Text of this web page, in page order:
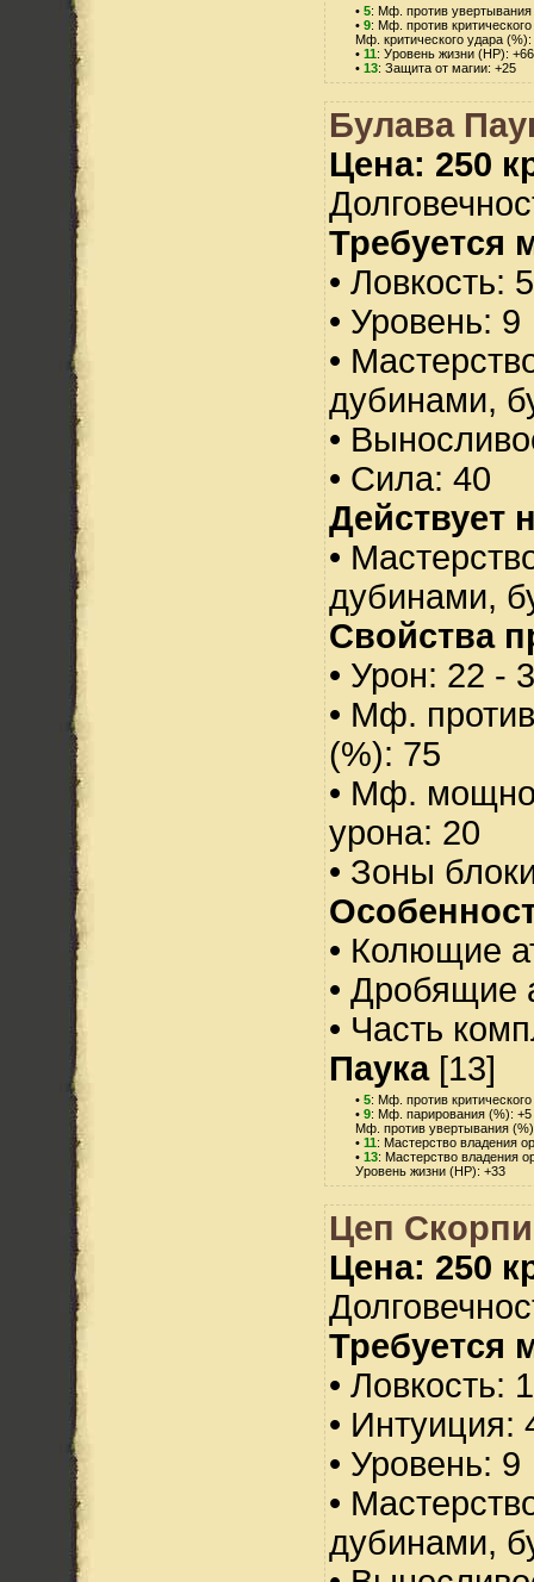
• 5: Мф. против увертывания
• 9: Мф. против
Мф. критического удара (%):
• 11: Уровень жизни (HP): +66
• 13: Защита от магии: +25
Булава
Цена: 250
Требуется
• Ловкость:
• Уровень: 9
•
дубинами,
•
• Сила: 40
Действует
•
дубинами,
Свойства
• Урон: 22 -
• Мф.
(%): 75
• Мф.
урона: 20
• Зоны
• Колющие
• Дробящие
• Часть
Паука[13]
• 5: Мф. против
• 9: Мф. парирования (%): +5
Мф. против увертывания
• 11: Мастерство владения
• 13: Мастерство владения
Уровень жизни (HP): +33
Цеп
Цена: 250
Требуется
• Ловкость:
• Интуиция:
• Уровень: 9
•
дубинами,